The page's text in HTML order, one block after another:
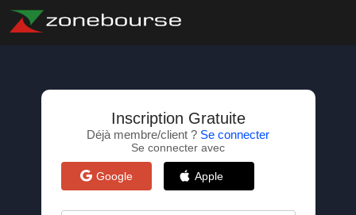
Inscription Gratuite
Déjà membre/client ? Se connecter
Se connecter avec
Google Apple